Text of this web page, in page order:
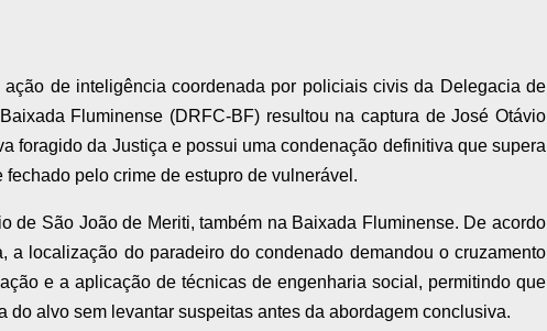
ação de inteligência coordenada por policiais civis da Delegacia de
Fluminense (DRFC-BF) resultou na captura de José Otávio
foragido da Justiça e possui uma condenação definitiva que supera
pelo crime de estupro de vulnerável.
de São João de Meriti, também na Baixada Fluminense. De acordo
a localização do paradeiro do condenado demandou o cruzamento
e a aplicação de técnicas de engenharia social, permitindo que
do alvo sem levantar suspeitas antes da abordagem conclusiva.